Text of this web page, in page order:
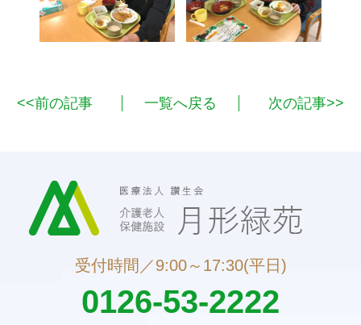
<<前の記事 一覧へ戻る 次の記事>>
受付時間／9:00～17:30(平日)
0126-53-2222